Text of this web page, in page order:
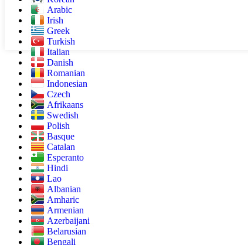
Arabic
Irish
Greek
Turkish
Italian
Danish
Romanian
Indonesian
Czech
Afrikaans
Swedish
Polish
Basque
Catalan
Esperanto
Hindi
Lao
Albanian
Amharic
Armenian
Azerbaijani
Belarusian
Bengali